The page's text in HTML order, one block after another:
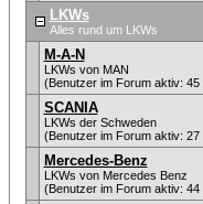
LKWs
Alles rund um LKWs
M-A-N
LKWs von MAN
(Benutzer im Forum aktiv: 45
SCANIA
LKWs der Schweden
(Benutzer im Forum aktiv: 27
Mercedes-Benz
LKWs von Mercedes Benz
(Benutzer im Forum aktiv: 44